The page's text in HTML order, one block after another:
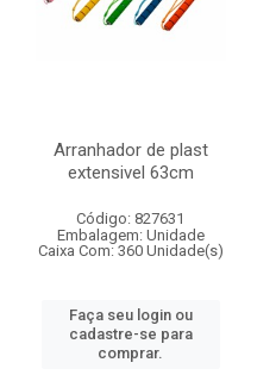
Arranhador de plast
extensivel 63cm
Código: 827631
Embalagem: Unidade
Caixa Com: 360 Unidade(s)
Faça seu login ou
cadastre-se para
comprar.